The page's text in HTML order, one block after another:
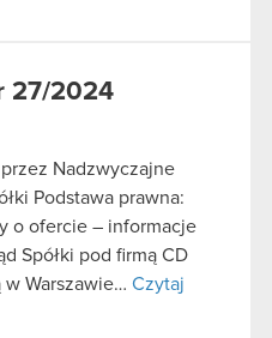
27/2024
Nadzwyczajne
Podstawa prawna:
o ofercie – informacje
Spółki pod firmą CD
w Warszawie… Czytaj